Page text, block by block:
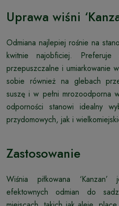
Uprawa wiśni
Odmiana najlepiej rośnie na
kwitnie najobficiej.
przepuszczalne i umiarkowanie
sobie również na glebach
suszę i w pełni mrozoodporna
odporności stanowi idealny
przydomowych, jak i
Zastosowanie
Wiśnia piłkowana
efektownych odmian do